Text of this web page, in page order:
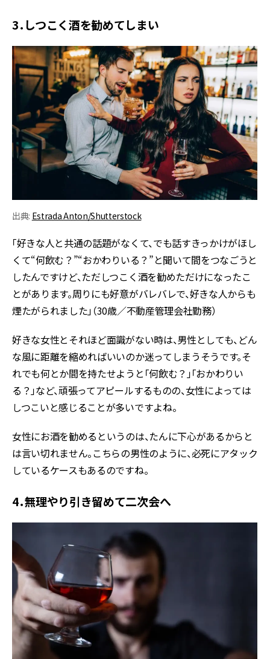
3．しつこく酒を勧めてしまい
出典: Estrada Anton/Shutterstock
「好きな人と共通の話題がなくて、でも話すきっかけがほし
くて“何飲む？”“おかわりいる？”と聞いて間をつなごうと
したんですけど、ただしつこく酒を勧めただけになったこ
とがあります。周りにも好意がバレバレで、好きな人からも
煙たがられました」（30歳／不動産管理会社勤務）
好きな女性とそれほど面識がない時は、男性としても、どん
な風に距離を縮めればいいのか迷ってしまうそうです。そ
れでも何とか間を持たせようと「何飲む？」「おかわりい
る？」など、頑張ってアピールするものの、女性によっては
しつこいと感じることが多いですよね。
女性にお酒を勧めるというのは、たんに下心があるからと
は言い切れません。こちらの男性のように、必死にアタック
しているケースもあるのですね。
4．無理やり引き留めて二次会へ